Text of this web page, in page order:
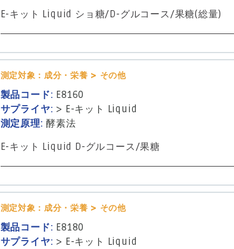
E-キット Liquid ショ糖/D-グルコース/果糖(総量)
測定対象：成分・栄養 > その他
製品コード: E8160
サプライヤ: > E-キット Liquid
測定原理:酵素法
E-キット Liquid D-グルコース/果糖
測定対象：成分・栄養 > その他
製品コード: E8180
サプライヤ: > E-キット Liquid